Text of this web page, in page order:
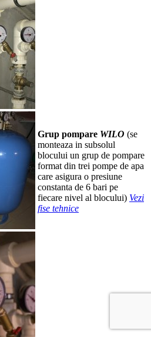
Grup pompare WILO (se
monteaza in subsolul
blocului un grup de pompare
format din trei pompe de apa
care asigura o presiune
constanta de 6 bari pe
fiecare nivel al blocului) Vezi
fise tehnice